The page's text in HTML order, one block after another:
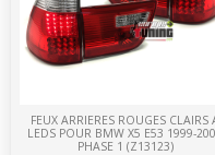
FEUX ARRIERES ROUGES CLAIRS
LEDS POUR BMW X5 E53 1999-
PHASE 1 (Z13123)